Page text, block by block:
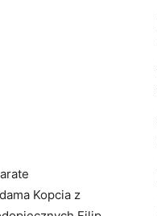
Kopcia z